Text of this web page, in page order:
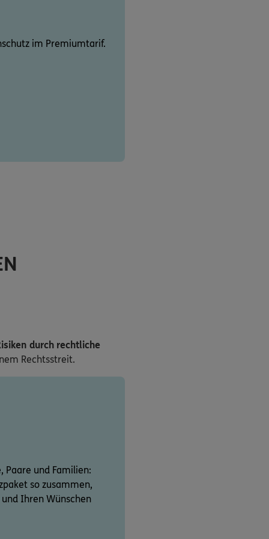
im Premiumtarif.
durch rechtliche
Rechtsstreit.
Paare und Familien:
so zusammen,
Ihren Wünschen